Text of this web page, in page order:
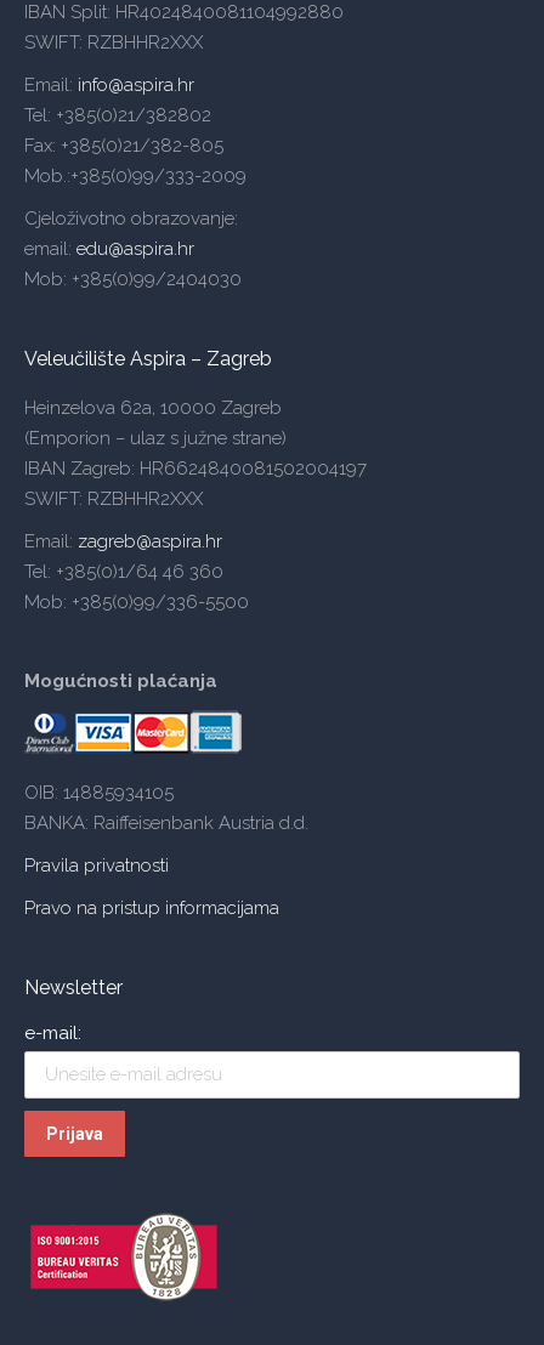
IBAN Split: HR4024840081104992880
SWIFT: RZBHHR2XXX
Email: info@aspira.hr
Tel: +385(0)21/382802
Fax: +385(0)21/382-805
Mob.:+385(0)99/333-2009
Cjeloživotno obrazovanje:
email: edu@aspira.hr
Mob: +385(0)99/2404030
Veleučilište Aspira – Zagreb
Heinzelova 62a, 10000 Zagreb
(Emporion – ulaz s južne strane)
IBAN Zagreb: HR6624840081502004197
SWIFT: RZBHHR2XXX
Email: zagreb@aspira.hr
Tel: +385(0)1/64 46 360
Mob: +385(0)99/336-5500
Mogućnosti plaćanja
OIB: 14885934105
BANKA: Raiffeisenbank Austria d.d.
Pravila privatnosti
Pravo na pristup informacijama
Newsletter
e-mail: